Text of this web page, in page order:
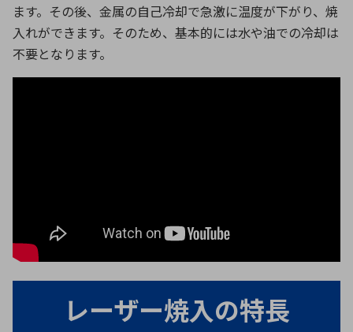
ます。その後、金属の自己冷却で急激に温度が下がり、焼
入れができます。そのため、基本的には水や油での冷却は
不要となります。
レーザー焼入の特長